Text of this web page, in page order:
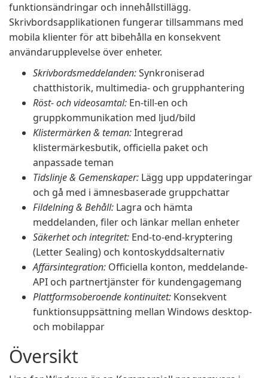
funktionsändringar och innehållstillägg.
Skrivbordsapplikationen fungerar tillsammans med
mobila klienter för att bibehålla en konsekvent
användarupplevelse över enheter.
Skrivbordsmeddelanden:Synkroniserad
chatthistorik, multimedia- och grupphantering
Röst- och videosamtal: En-till-en och
gruppkommunikation med ljud/bild
Klistermärken & teman:Integrerad
klistermärkesbutik, officiella paket och
anpassade teman
Tidslinje & Gemenskaper: Lägg upp uppdateringar
och gå med i ämnesbaserade gruppchattar
Fildelning & Behåll: Lagra och hämta
meddelanden, filer och länkar mellan enheter
Säkerhet och integritet: End-to-end-kryptering
(Letter Sealing) och kontoskyddsalternativ
Affärsintegration: Officiella konton, meddelande-
API och partnertjänster för kundengagemang
Plattformsoberoende kontinuitet: Konsekvent
funktionsuppsättning mellan Windows desktop-
och mobilappar
Översikt